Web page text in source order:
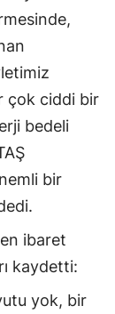
çok ciddi bir
bedeli
bir
ibaret
kaydetti:
yok, bir